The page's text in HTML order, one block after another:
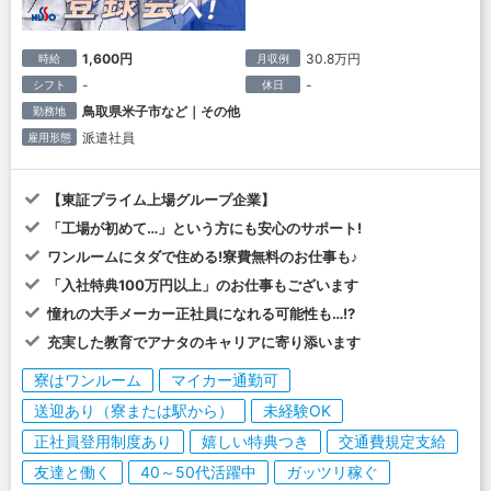
時給 1,600円 月収例 30.8万円
シフト - 休日 -
勤務地 鳥取県米子市など｜その他
雇用形態 派遣社員
【東証プライム上場グループ企業】
「工場が初めて…」という方にも安心のサポート!
ワンルームにタダで住める!寮費無料のお仕事も♪
「入社特典100万円以上」のお仕事もございます
憧れの大手メーカー正社員になれる可能性も…!?
充実した教育でアナタのキャリアに寄り添います
寮はワンルーム
マイカー通勤可
送迎あり（寮または駅から）
未経験OK
正社員登用制度あり
嬉しい特典つき
交通費規定支給
友達と働く
40～50代活躍中
ガッツリ稼ぐ